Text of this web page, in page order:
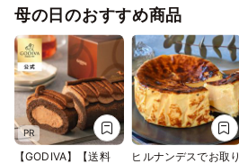
母の日のおすすめ商品
PR
【GODIVA】【送料
ヒルナンデスでお取り